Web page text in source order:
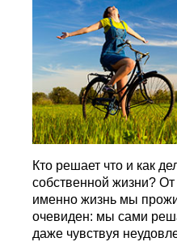
Кто решает что и как
собственной жизни? От
именно жизнь мы
очевиден: мы сами
даже чувствуя